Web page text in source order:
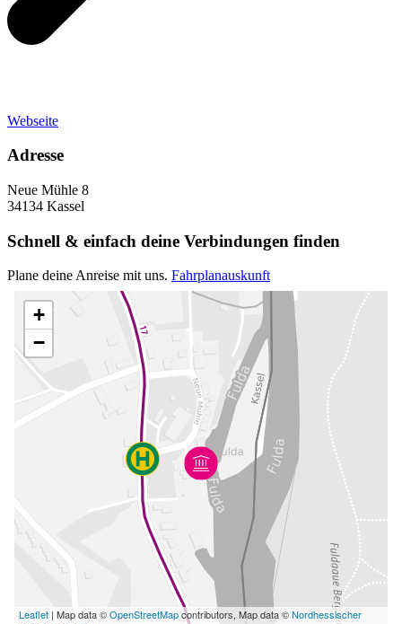
Webseite
Adresse
Neue Mühle 8
34134 Kassel
Schnell & einfach deine Verbindungen finden
Plane deine Anreise mit uns. Fahrplanauskunft